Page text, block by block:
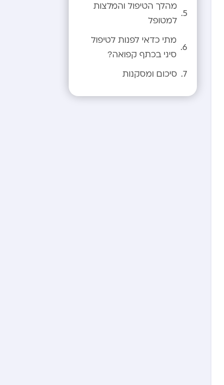
מהלך הטיפול והמלצות
למטופל
מתי כדאי לפנות לטיפול
סיני בכתף קפואה?
סיכום ומסקנות